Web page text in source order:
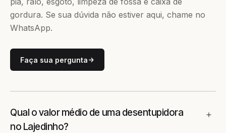
gordura. Se sua dúvida não estiver aqui, chame no
WhatsApp.
Faça sua pergunta
Qual o valor médio de uma desentupidora
no Lajedinho?